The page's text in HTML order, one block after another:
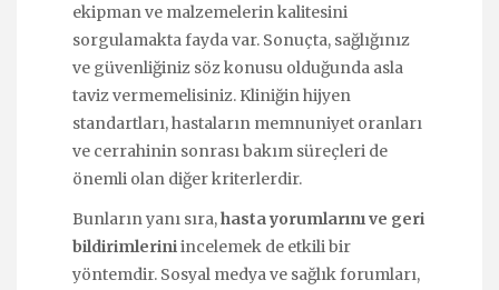
ekipman ve malzemelerin kalitesini
sorgulamakta fayda var. Sonuçta, sağlığınız
ve güvenliğiniz söz konusu olduğunda asla
taviz vermemelisiniz. Kliniğin hijyen
standartları, hastaların memnuniyet oranları
ve cerrahinin sonrası bakım süreçleri de
önemli olan diğer kriterlerdir.
Bunların yanı sıra,hasta yorumlarını ve geri
bildirimleriniincelemek de etkili bir
yöntemdir. Sosyal medya ve sağlık forumları,